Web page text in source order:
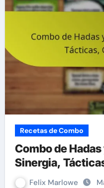
Recetas de Combo
Combo de
Sinergia,
Felix Marlowe